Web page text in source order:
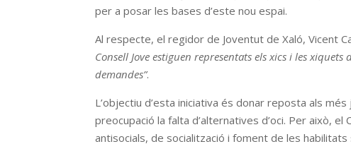
per a posar les bases d’este nou espai.
Al respecte, el regidor de Joventut de Xaló, Vicent
Consell Jove estiguen representats els xics i les
demandes”.
L’objectiu d’esta iniciativa és donar reposta als
preocupació la falta d’alternatives d’oci. Per això,
antisocials, de socialització i foment de les habilitats